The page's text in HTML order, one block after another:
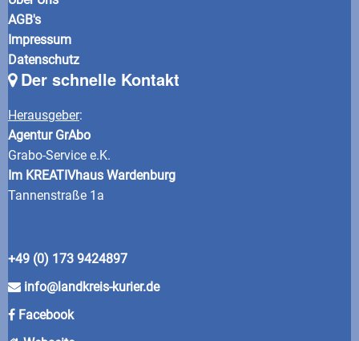
AGB's
Impressum
Datenschutz
Der schnelle Kontakt
Herausgeber:
Agentur GrAbo
Grabo-Service e.K.
Im KREATIVhaus Wardenburg
Tannenstraße 1a
+49 (0) 173 9424897
info@landkreis-kurier.de
Facebook